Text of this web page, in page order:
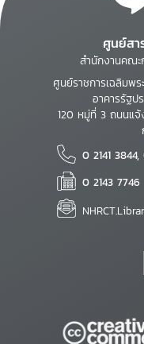
ศูนย์ส
สำนักงานคณ
ศูนย์ราชการเฉลิมพ
อาคารรัฐป
120 หมู่ที่ 3 ถนนแ
0 2141 3844,
0 2143 7746